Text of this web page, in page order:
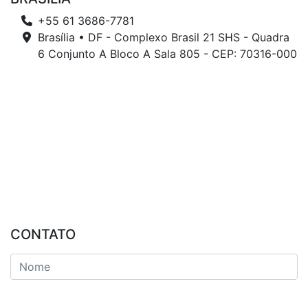
+55 61 3686-7781
Brasília • DF - Complexo Brasil 21 SHS - Quadra
6 Conjunto A Bloco A Sala 805 - CEP: 70316-000
CONTATO